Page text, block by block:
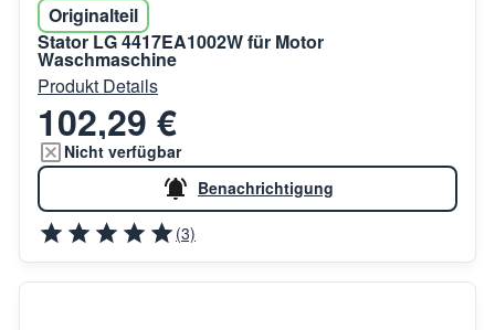
Originalteil
Stator LG 4417EA1002W für Motor
Waschmaschine
Produkt Details
102,29 €
Nicht verfügbar
Benachrichtigung
(3)